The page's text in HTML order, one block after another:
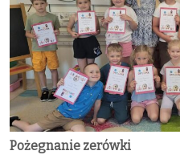
Pożegnanie zerówki